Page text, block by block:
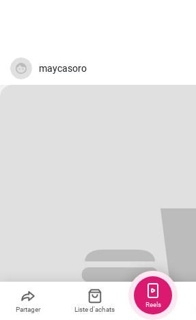
maycasoro
Partager Liste d'achats
Reels